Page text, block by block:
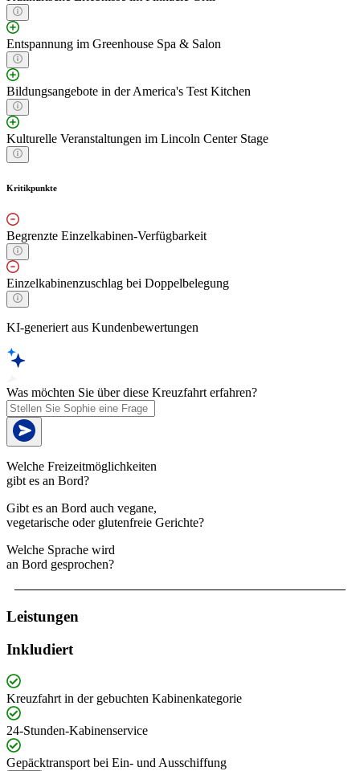
Entspannung im Greenhouse Spa & Salon
Bildungsangebote in der America's Test Kitchen
Kulturelle Veranstaltungen im Lincoln Center Stage
Kritikpunkte
Begrenzte Einzelkabinen-Verfügbarkeit
Einzelkabinenzuschlag bei Doppelbelegung
KI-generiert aus Kundenbewertungen
Was möchten Sie über diese Kreuzfahrt erfahren?
Welche Freizeitmöglichkeiten
gibt es an Bord?
Gibt es an Bord auch vegane,
vegetarische oder glutenfreie Gerichte?
Welche Sprache wird
an Bord gesprochen?
Leistungen
Inkludiert
Kreuzfahrt in der gebuchten Kabinenkategorie
24-Stunden-Kabinenservice
Gepäcktransport bei Ein- und Ausschiffung